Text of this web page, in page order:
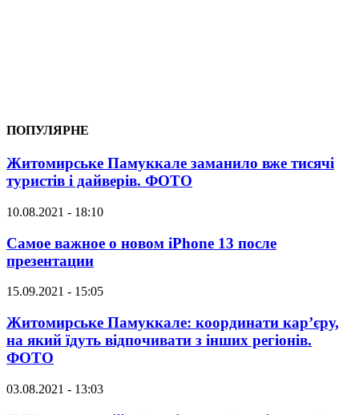
ПОПУЛЯРНЕ
Житомирське Памуккале заманило вже тисячі
туристів і дайверів. ФОТО
10.08.2021 - 18:10
Самое важное о новом iPhone 13 после
презентации
15.09.2021 - 15:05
Житомирське Памуккале: координати кар’єру,
на який їдуть відпочивати з інших регіонів.
ФОТО
03.08.2021 - 13:03